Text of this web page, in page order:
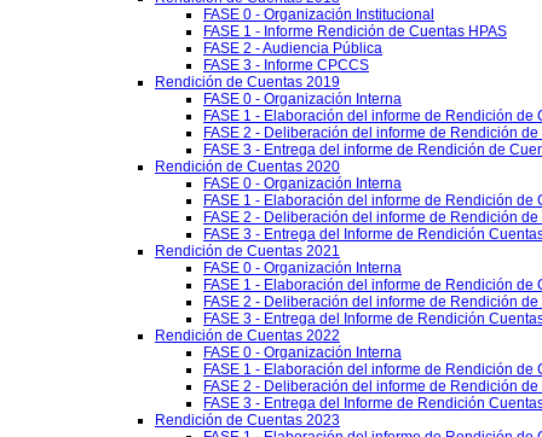
FASE 0 - Organización Institucional
FASE 1 - Informe Rendición de Cuentas HPAS
FASE 2 - Audiencia Pública
FASE 3 - Informe CPCCS
Rendición de Cuentas 2019
FASE 0 - Organización Interna
FASE 1 - Elaboración del informe de Rendición de
FASE 2 - Deliberación del informe de Rendición
FASE 3 - Entrega del informe de Rendición de
Rendición de Cuentas 2020
FASE 0 - Organización Interna
FASE 1 - Elaboración del informe de Rendición de
FASE 2 - Deliberación del informe de Rendición
FASE 3 - Entrega del Informe de Rendición
Rendición de Cuentas 2021
FASE 0 - Organización Interna
FASE 1 - Elaboración del informe de Rendición de
FASE 2 - Deliberación del informe de Rendición
FASE 3 - Entrega del Informe de Rendición
Rendición de Cuentas 2022
FASE 0 - Organización Interna
FASE 1 - Elaboración del informe de Rendición de
FASE 2 - Deliberación del informe de Rendición
FASE 3 - Entrega del Informe de Rendición
Rendición de Cuentas 2023